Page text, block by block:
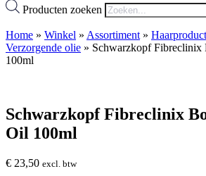
Producten zoeken
Home » Winkel » Assortiment »
Verzorgende olie » Schwarzkopf
100ml
Schwarzkopf Fibreclinix
Oil 100ml
€ 23,50 excl. btw